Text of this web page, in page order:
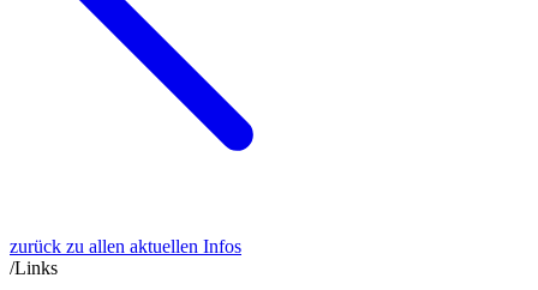
zurück zu allen aktuellen Infos
/Links